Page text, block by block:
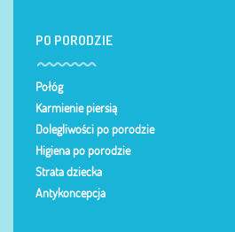
PO PORODZIE
Połóg
Karmienie piersią
Dolegliwości po porodzie
Higiena po porodzie
Strata dziecka
Antykoncepcja